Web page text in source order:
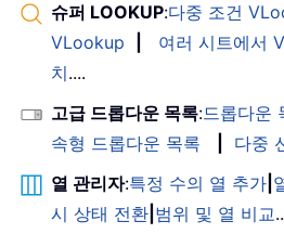
슈퍼 LOOKUP:다중 조건
VLookup
여러 시트에서
치....
고급 드롭다운 목록:드롭다운
속형 드롭다운 목록
다중
열 관리자:특정 수의 열 추가
시 상태 전환 범위 및 열 비교